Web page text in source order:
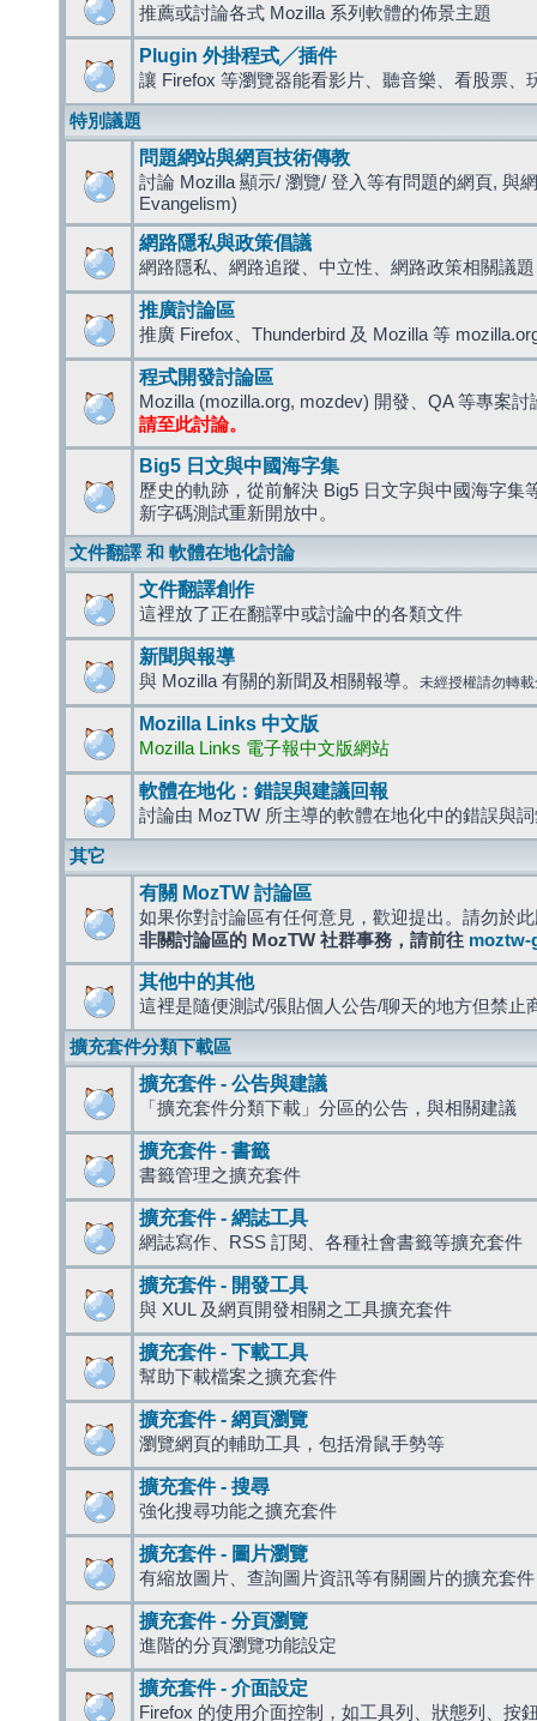
推薦或討論各式 Mozilla 系列軟體的佈景主題
Plugin 外掛程式╱插件
讓 Firefox 等瀏覽器能看影片、聽音樂、看股票、
特別議題
問題網站與網頁技術傳教
討論 Mozilla 顯示/ 瀏覽/ 登入等有問題的網頁, 與
Evangelism)
網路隱私與政策倡議
網路隱私、網路追蹤、中立性、網路政策相關議題
推廣討論區
推廣 Firefox、Thunderbird 及 Mozilla 等
程式開發討論區
Mozilla (mozilla.org, mozdev) 開發、QA 等專案討
請至此討論。
Big5 日文與中國海字集
歷史的軌跡，從前解決 Big5 日文字與中國海字集
新字碼測試重新開放中。
文件翻譯 和 軟體在地化討論
文件翻譯創作
這裡放了正在翻譯中或討論中的各類文件
新聞與報導
與 Mozilla 有關的新聞及相關報導。 未經授權請勿轉
Mozilla Links 中文版
Mozilla Links 電子報中文版網站
軟體在地化：錯誤與建議回報
討論由 MozTW 所主導的軟體在地化中的錯誤與
其它
有關 MozTW 討論區
如果你對討論區有任何意見，歡迎提出。請勿於
非關討論區的 MozTW 社群事務，請前往 moztw-
其他中的其他
這裡是隨便測試/張貼個人公告/聊天的地方但禁止
擴充套件分類下載區
擴充套件 - 公告與建議
「擴充套件分類下載」分區的公告，與相關建議
擴充套件 - 書籤
書籤管理之擴充套件
擴充套件 - 網誌工具
網誌寫作、RSS 訂閱、各種社會書籤等擴充套件
擴充套件 - 開發工具
與 XUL 及網頁開發相關之工具擴充套件
擴充套件 - 下載工具
幫助下載檔案之擴充套件
擴充套件 - 網頁瀏覽
瀏覽網頁的輔助工具，包括滑鼠手勢等
擴充套件 - 搜尋
強化搜尋功能之擴充套件
擴充套件 - 圖片瀏覽
有縮放圖片、查詢圖片資訊等有關圖片的擴充套件
擴充套件 - 分頁瀏覽
進階的分頁瀏覽功能設定
擴充套件 - 介面設定
Firefox 的使用介面控制，如工具列、狀態列、按